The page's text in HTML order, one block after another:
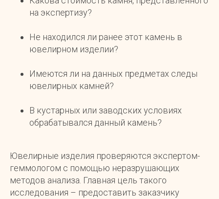
на экспертизу?
Не находился ли ранее этот камень в
ювелирном изделии?
Имеются ли на данных предметах следы
ювелирных камней?
В кустарных или заводских условиях
обрабатывался данный камень?
Ювелирные изделия проверяются экспертом-
геммологом с помощью неразрушающих
методов анализа. Главная цель такого
исследования – предоставить заказчику